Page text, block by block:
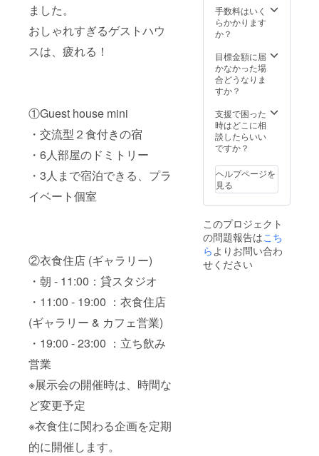
ました。
おしゃれすぎるゲストハウ
スは、疲れる！
①Guest house mini
・交流型２食付きの宿
・6人部屋のドミトリー
・3人まで宿泊できる、プラ
イベート個室
②衣食住店 (ギャラリー)
・朝 - 11:00：貸スタジオ
・11:00 - 19:00 ：衣食住店
(ギャラリー & カフェ営業)
・19:00 - 23:00 ：立ち飲み
営業
※展示会の開催時は、時間な
ど変更予定
※衣食住に関わる企画を定期
的に開催します。
手数料はいく
らかかります
か？
目標金額に届
かなかった場
合どうなりま
すか？
支援で困った
時はどこに相
談したらいい
ですか？
ヘルプページを
見る
このプロジェクト
の問題報告はこち
ら よりお問い合わ
せください